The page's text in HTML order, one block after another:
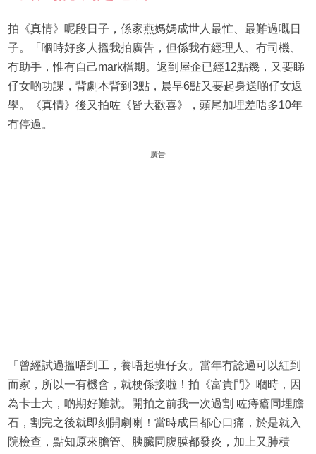
拍《真情》呢段日子，係家燕媽媽成世人最忙、最難過嘅日
子。「嗰時好多人搵我拍廣告，但係我冇經理人、冇司機、
冇助手，惟有自己mark檔期。返到屋企已經12點幾，又要睇
仔女啲功課，背劇本背到3點，晨早6點又要起身送啲仔女返
學。《真情》後又拍咗《皆大歡喜》，頭尾加埋差唔多10年
冇停過。
廣告
「曾經試過搵唔到工，養唔起班仔女。當年冇諗過可以紅到
而家，所以一有機會，就梗係接啦！拍《富貴門》嗰時，因
為卡士大，啲期好難就。開拍之前我一次過割 咗痔瘡同埋膽
石，割完之後就即刻開劇喇！當時成日都心口痛，於是就入
院檢查，點知原來膽管、胰臟同腹膜都發炎，加上又肺積